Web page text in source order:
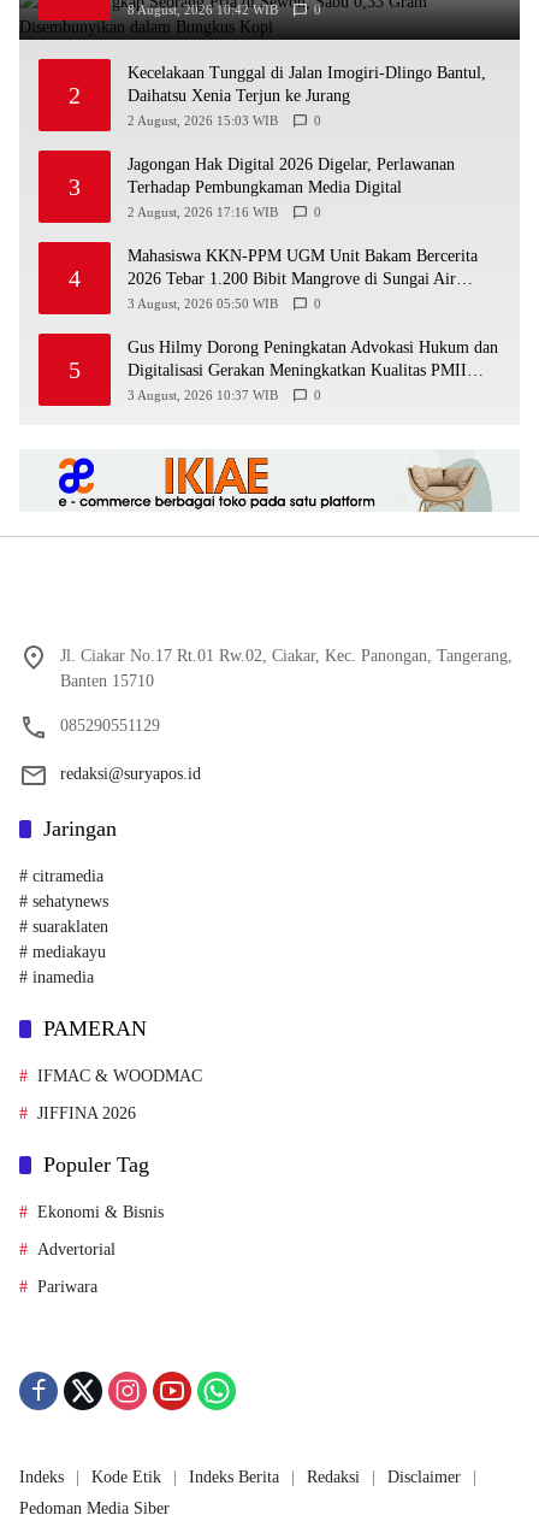
8 August, 2026 10:42 WIB 0
2
Kecelakaan Tunggal di Jalan Imogiri-Dlingo Bantul,
Daihatsu Xenia Terjun ke Jurang
2 August, 2026 15:03 WIB 0
3
Jagongan Hak Digital 2026 Digelar, Perlawanan
Terhadap Pembungkaman Media Digital
2 August, 2026 17:16 WIB 0
4
Mahasiswa KKN-PPM UGM Unit Bakam Bercerita
2026 Tebar 1.200 Bibit Mangrove di Sungai Air
Layang
3 August, 2026 05:50 WIB 0
5
Gus Hilmy Dorong Peningkatan Advokasi Hukum dan
Digitalisasi Gerakan Meningkatkan Kualitas PMII
DIY
3 August, 2026 10:37 WIB 0
Jl. Ciakar No.17 Rt.01 Rw.02, Ciakar, Kec. Panongan, Tangerang,
Banten 15710
085290551129
redaksi@suryapos.id
Jaringan
# citramedia
# sehatynews
# suaraklaten
# mediakayu
# inamedia
PAMERAN
IFMAC & WOODMAC
JIFFINA 2026
Populer Tag
Ekonomi & Bisnis
Advertorial
Pariwara
Indeks Kode Etik Indeks Berita Redaksi
Disclaimer
Pedoman Media Siber